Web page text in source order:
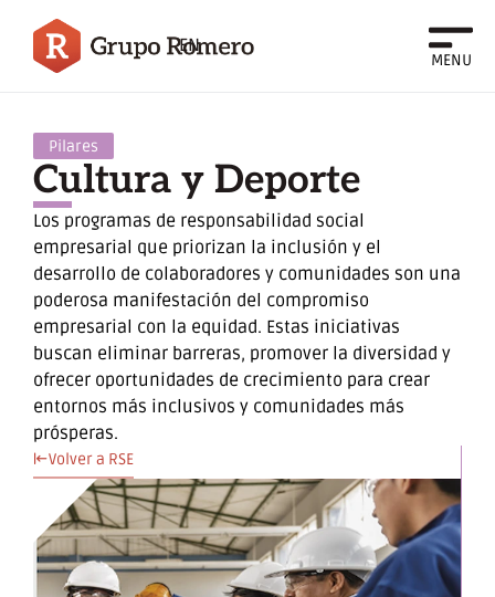
EN
MENU
Pilares
Cultura y Deporte
Los programas de responsabilidad social
empresarial que priorizan la inclusión y el
desarrollo de colaboradores y comunidades son una
poderosa manifestación del compromiso
empresarial con la equidad. Estas iniciativas
buscan eliminar barreras, promover la diversidad y
ofrecer oportunidades de crecimiento para crear
entornos más inclusivos y comunidades más
prósperas.
Volver a RSE